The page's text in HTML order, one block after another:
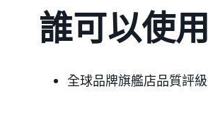
誰可以使
全球品牌旗艦店品質評